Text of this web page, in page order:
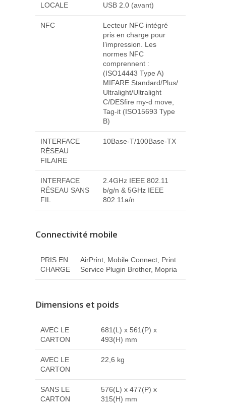
LOCALE
USB 2.0 (avant)
NFC
Lecteur NFC intégré
pris en charge pour
l’impression. Les
normes NFC
comprennent :
(ISO14443 Type A)
MIFARE Standard/Plus/
Ultralight/Ultralight
C/DESfire my-d move,
Tag-it (ISO15693 Type
B)
INTERFACE
RÉSEAU
FILAIRE
10Base-T/100Base-TX
INTERFACE
RÉSEAU SANS
FIL
2.4GHz IEEE 802.11
b/g/n & 5GHz IEEE
802.11a/n
Connectivité mobile
PRIS EN
CHARGE
AirPrint, Mobile Connect, Print
Service Plugin Brother, Mopria
Dimensions et poids
AVEC LE
CARTON
681(L) x 561(P) x
493(H) mm
AVEC LE
CARTON
22,6 kg
SANS LE
CARTON
576(L) x 477(P) x
315(H) mm